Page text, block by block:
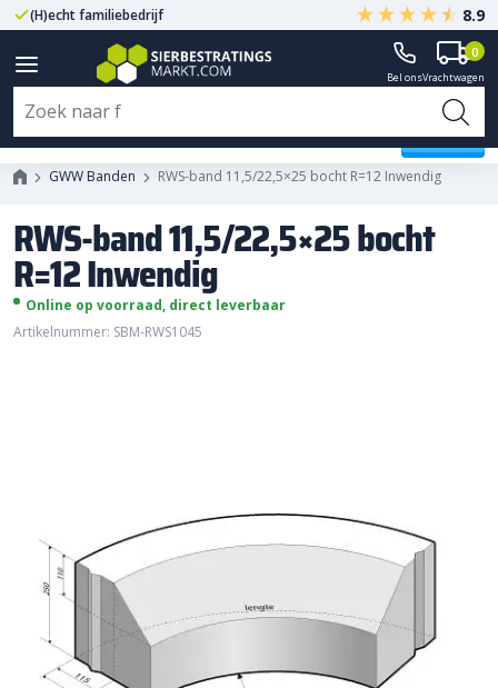
(H)echt familiebedrijf Gegarandeerd A-kwaliteit
8.9
Bel onsVrachtwagen
0
GWW Banden RWS-band 11,5/22,5×25 bocht R=12 Inwendig
RWS-band 11,5/22,5×25 bocht
R=12 Inwendig
Online op voorraad, direct leverbaar
Artikelnummer: SBM-RWS1045
RWS-band 11,5/22,5x25 bocht
R=12 Inwendig